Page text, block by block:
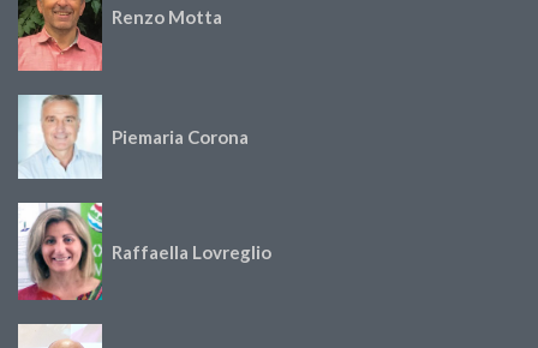
Renzo Motta
Piemaria Corona
Raffaella Lovreglio